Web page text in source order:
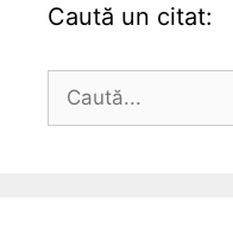
Caută un citat:
după: